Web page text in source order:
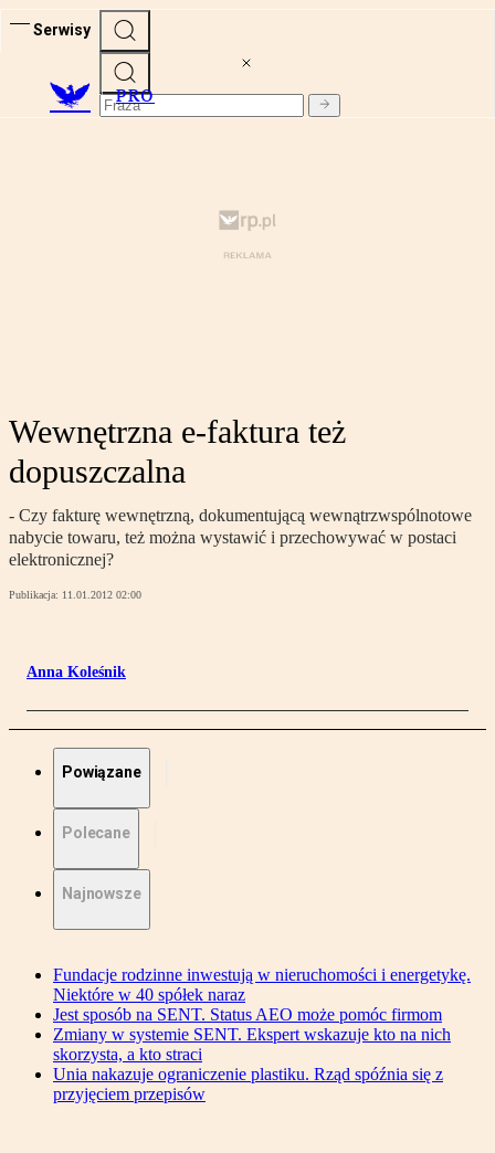
Serwisy
PRO
Wewnętrzna e-faktura też
dopuszczalna
- Czy fakturę wewnętrzną, dokumentującą wewnątrzwspólnotowe
nabycie towaru, też można wystawić i przechowywać w postaci
elektronicznej?
Publikacja: 11.01.2012 02:00
Anna Koleśnik
Powiązane
Polecane
Najnowsze
Fundacje rodzinne inwestują w nieruchomości i energetykę.
Niektóre w 40 spółek naraz
Jest sposób na SENT. Status AEO może pomóc firmom
Zmiany w systemie SENT. Ekspert wskazuje kto na nich
skorzysta, a kto straci
Unia nakazuje ograniczenie plastiku. Rząd spóźnia się z
przyjęciem przepisów